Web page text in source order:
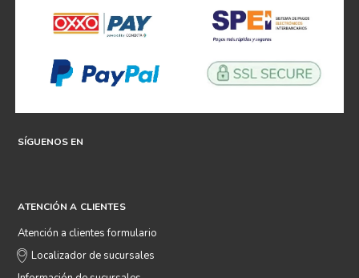
SÍGUENOS EN
ATENCIÓN A CLIENTES
Atención a clientes formulario
Localizador de sucursales